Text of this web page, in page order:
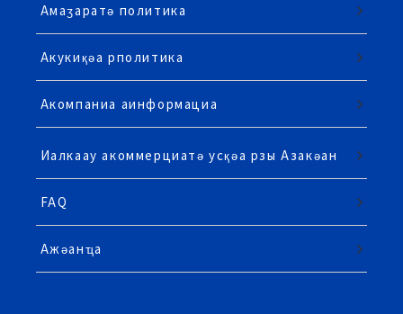
Амаӡаратә политика
Акукиқәа рполитика
Акомпаниа аинформациа
Иалкаау акоммерциатә усқәа рзы Азакәан
FAQ
Ажәанҵа